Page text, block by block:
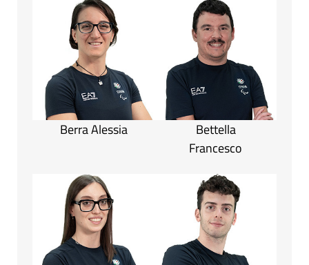
Berra Alessia
Bettella
Francesco